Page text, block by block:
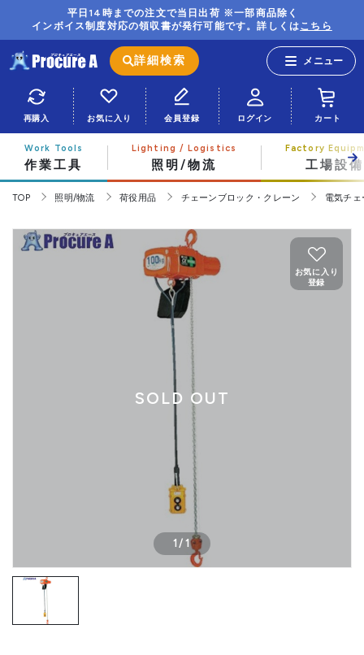
平日14時までの注文で当日出荷 ※一部商品除く
インボイス制度対応の領収書が発行可能です。詳しくはこちら
詳細検索
再購入 お気に入り 会員登録 ログイン カート
作業工具 照明/物流 工場設備
TOP 照明/物流 荷役用品 チェーンブロック・クレーン 電気チ
SOLD OUT
1/ 1
お気に入り
登録